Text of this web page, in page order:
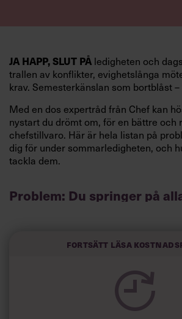
JA HAPP, SLUT PÅ ledigheten och
trallen av konflikter, evighetslånga
krav. Semesterkänslan som bortblåst
Med en dos expertråd från Chef kan
nystart du drömt om, för en bättre och
chefstillvaro. Här är hela listan på
dig för under sommarledigheten, och
tackla dem.
Problem: Du springer på
att du jobbar. Problemet är bara att
inte lyckas koncentrera dig på
springer på alla bollar och försöker
Fortsätt läsa